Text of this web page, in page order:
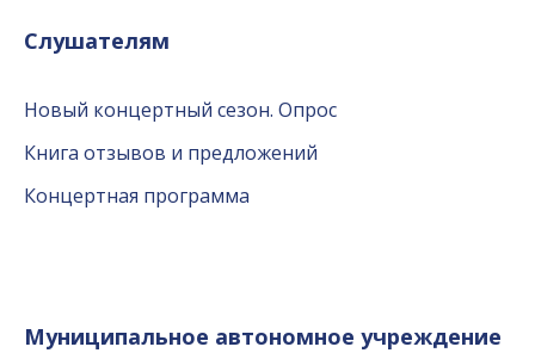
Слушателям
Новый концертный сезон. Опрос
Книга отзывов и предложений
Концертная программа
Муниципальное автономное учреждение